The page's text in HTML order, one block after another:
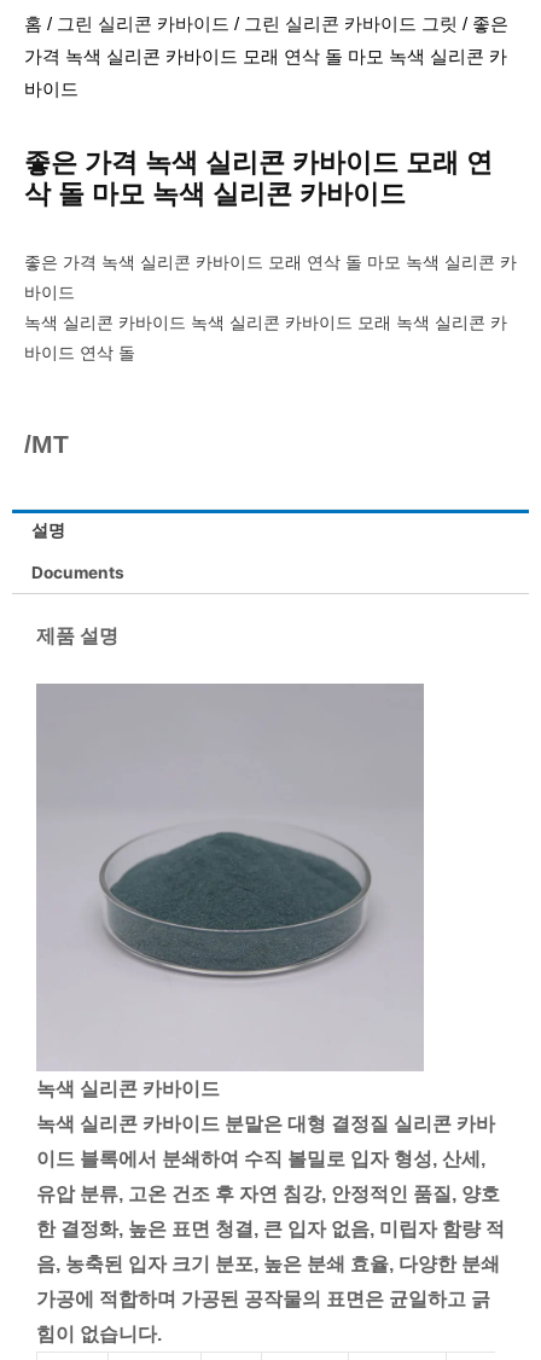
홈 / 그린 실리콘 카바이드 / 그린 실리콘 카바이드 그릿 / 좋은
가격 녹색 실리콘 카바이드 모래 연삭 돌 마모 녹색 실리콘 카
바이드
좋은 가격 녹색 실리콘 카바이드 모래 연
삭 돌 마모 녹색 실리콘 카바이드
좋은 가격 녹색 실리콘 카바이드 모래 연삭 돌 마모 녹색 실리콘 카
바이드
녹색 실리콘 카바이드 녹색 실리콘 카바이드 모래 녹색 실리콘 카
바이드 연삭 돌
/MT
설명
Documents
제품 설명
녹색 실리콘 카바이드
녹색 실리콘 카바이드 분말은 대형 결정질 실리콘 카바
이드 블록에서 분쇄하여 수직 볼밀로 입자 형성, 산세,
유압 분류, 고온 건조 후 자연 침강, 안정적인 품질, 양호
한 결정화, 높은 표면 청결, 큰 입자 없음, 미립자 함량 적
음, 농축된 입자 크기 분포, 높은 분쇄 효율, 다양한 분쇄
가공에 적합하며 가공된 공작물의 표면은 균일하고 긁
힘이 없습니다.